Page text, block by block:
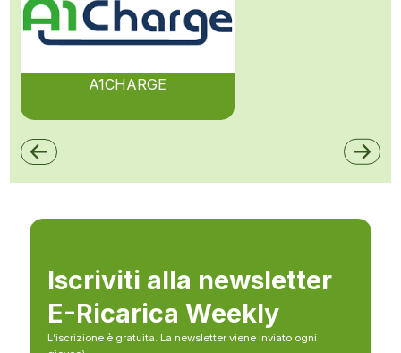
A1CHARGE
Iscriviti alla newsletter
E-Ricarica Weekly
L’iscrizione è gratuita. La newsletter viene inviato ogni